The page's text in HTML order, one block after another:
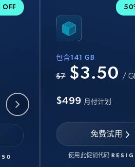
OFF
包含141 GB
$7 $3.50 /
$499 月付计划
免费试用
使用此促销代码